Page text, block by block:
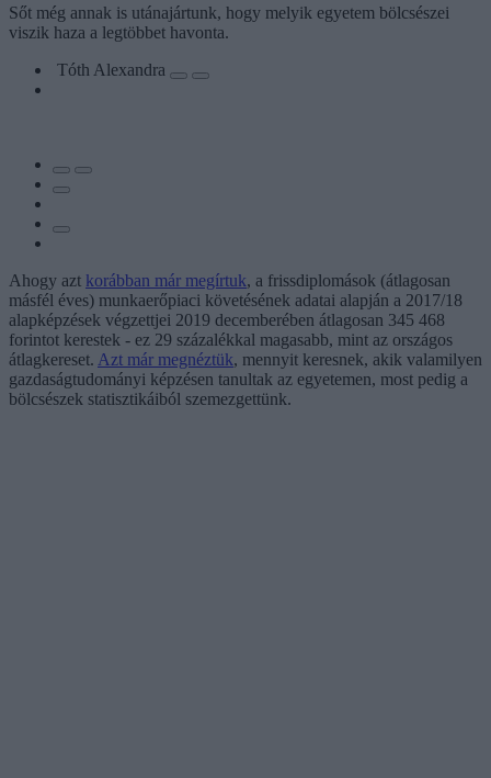
Sőt még annak is utánajártunk, hogy melyik egyetem bölcsészei
viszik haza a legtöbbet havonta.
Tóth Alexandra
Ahogy azt korábban már megírtuk, a frissdiplomások (átlagosan
másfél éves) munkaerőpiaci követésének adatai alapján a 2017/18
alapképzések végzettjei 2019 decemberében átlagosan 345 468
forintot kerestek - ez 29 százalékkal magasabb, mint az országos
átlagkereset. Azt már megnéztük, mennyit keresnek, akik valamilyen
gazdaságtudományi képzésen tanultak az egyetemen, most pedig a
bölcsészek statisztikáiból szemezgettünk.